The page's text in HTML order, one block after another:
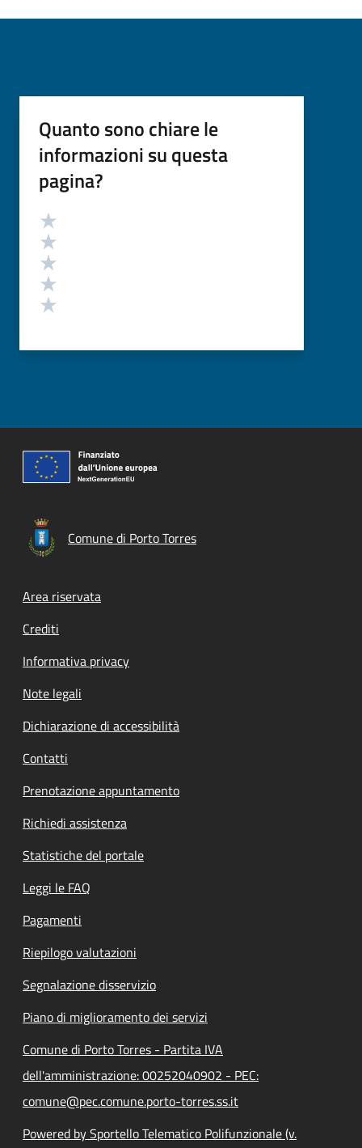
Quanto sono chiare le
informazioni su questa
pagina?
Valutazione
Comune di Porto Torres
Footer menu
Area riservata
Crediti
Informativa privacy
Note legali
Dichiarazione di accessibilità
Contatti
Prenotazione appuntamento
Richiedi assistenza
Statistiche del portale
Leggi le FAQ
Pagamenti
Riepilogo valutazioni
Segnalazione disservizio
Piano di miglioramento dei servizi
Comune di Porto Torres - Partita IVA
dell'amministrazione: 00252040902 - PEC:
comune@pec.comune.porto-torres.ss.it
Powered by Sportello Telematico Polifunzionale (v.